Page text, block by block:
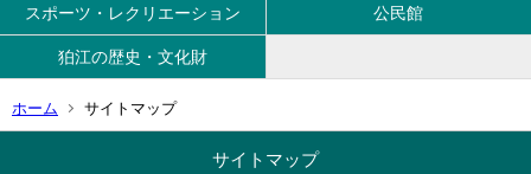
スポーツ・レクリエーション 公民館
狛江の歴史・文化財
ホーム サイトマップ
サイトマップ